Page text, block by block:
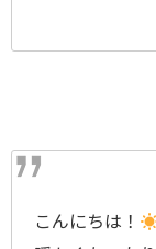
こんにちは！